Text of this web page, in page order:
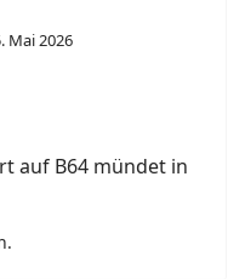
Mai 2026
im Wäschekeller
der Waldstraße in
Feuerwehr